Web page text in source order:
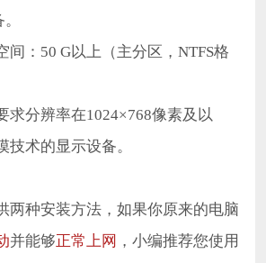
：50 G以上（主分区，NTFS格
分辨率在1024×768像素及以
技术的显示设备。
种安装方法，如果你原来的电脑
并能够 正常上网 ，小编推荐您使用